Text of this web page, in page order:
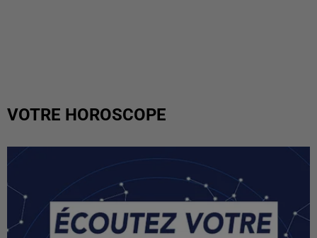
VOTRE HOROSCOPE